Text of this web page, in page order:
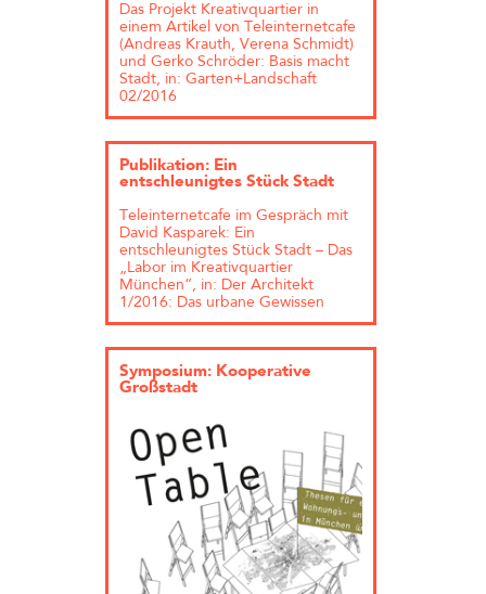
Das Projekt Kreativquartier in
einem Artikel von Teleinternetcafe
(Andreas Krauth, Verena Schmidt)
und Gerko Schröder: Basis macht
Stadt, in: Garten+Landschaft
02/2016
Publikation: Ein
entschleunigtes Stück Stadt
Teleinternetcafe im Gespräch mit
David Kasparek: Ein
entschleunigtes Stück Stadt – Das
„Labor im Kreativquartier
München“, in: Der Architekt
1/2016: Das urbane Gewissen
Symposium: Kooperative
Großstadt